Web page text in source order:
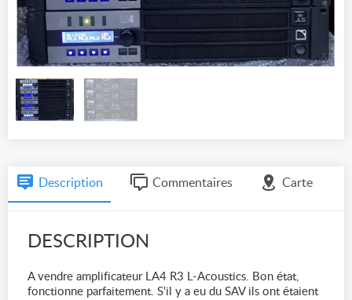
Description Commentaires Carte
DESCRIPTION
A vendre amplificateur LA4 R3 L-Acoustics. Bon état,
fonctionne parfaitement. S'il y a eu du SAV ils ont étaient